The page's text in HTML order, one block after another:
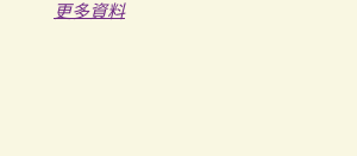
更多資料